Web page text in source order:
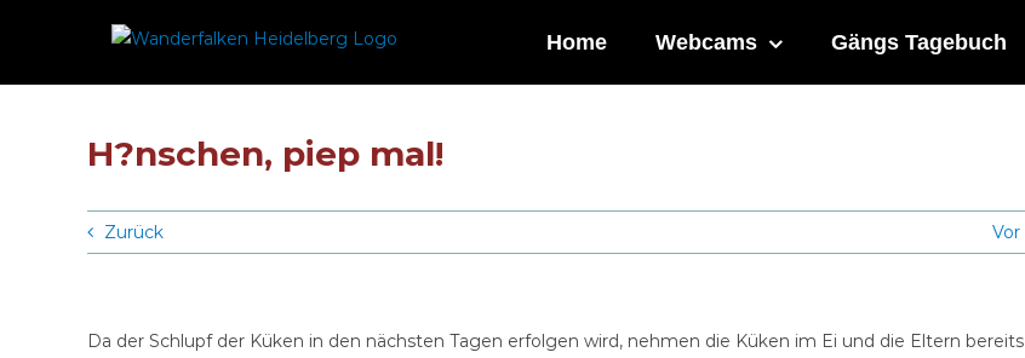
Home Webcams Gängs Tagebuch
H?nschen, piep mal!
Zurück Vor
Da der Schlupf der Küken in den nächsten Tagen erfolgen wird, nehmen die Küken im Ei und die Eltern bereits